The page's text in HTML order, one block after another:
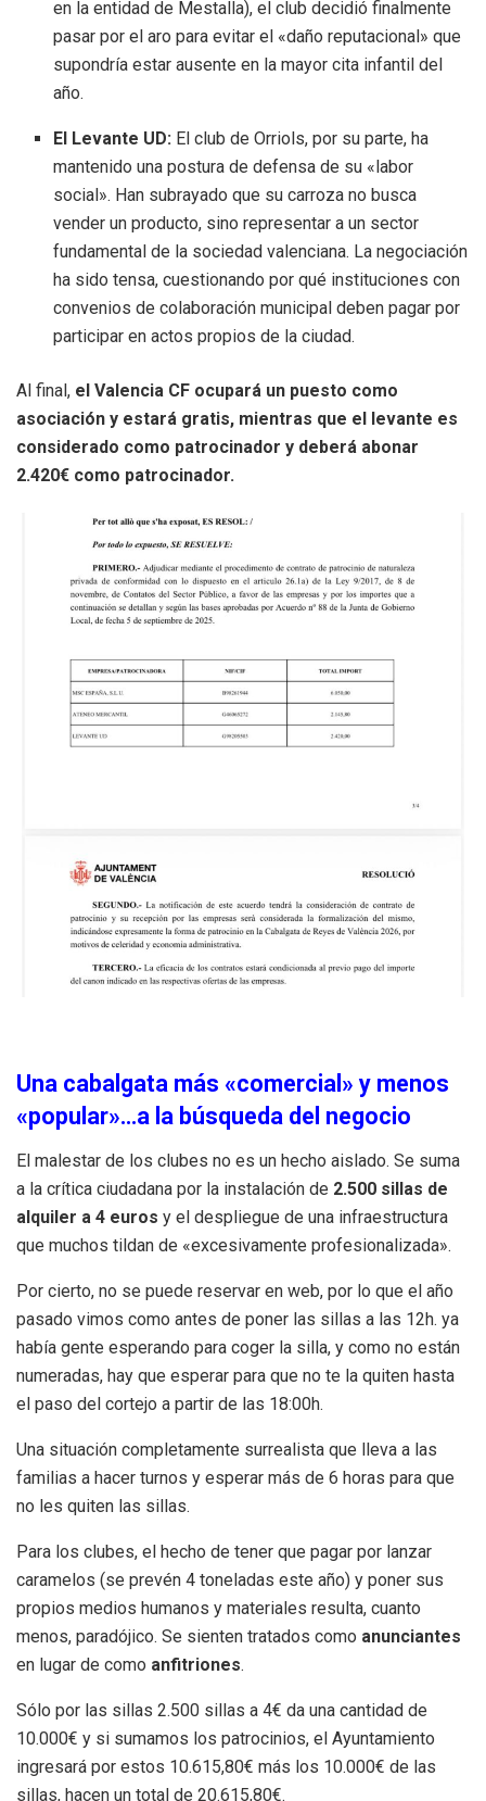
en la entidad de Mestalla), el club decidió finalmente
pasar por el aro para evitar el «daño reputacional» que
supondría estar ausente en la mayor cita infantil del
año.
El Levante UD: El club de Orriols, por su parte, ha
mantenido una postura de defensa de su «labor
social». Han subrayado que su carroza no busca
vender un producto, sino representar a un sector
fundamental de la sociedad valenciana. La negociación
ha sido tensa, cuestionando por qué instituciones con
convenios de colaboración municipal deben pagar por
participar en actos propios de la ciudad.
Al final, el Valencia CF ocupará un puesto como
asociación y estará gratis, mientras que el levante es
considerado como patrocinador y deberá abonar
2.420€ como patrocinador.
Una cabalgata más «comercial» y menos
«popular»…a la búsqueda del negocio
El malestar de los clubes no es un hecho aislado. Se suma
a la crítica ciudadana por la instalación de 2.500 sillas de
alquiler a 4 euros y el despliegue de una infraestructura
que muchos tildan de «excesivamente profesionalizada».
Por cierto, no se puede reservar en web, por lo que el año
pasado vimos como antes de poner las sillas a las 12h. ya
había gente esperando para coger la silla, y como no están
numeradas, hay que esperar para que no te la quiten hasta
el paso del cortejo a partir de las 18:00h.
Una situación completamente surrealista que lleva a las
familias a hacer turnos y esperar más de 6 horas para que
no les quiten las sillas.
Para los clubes, el hecho de tener que pagar por lanzar
caramelos (se prevén 4 toneladas este año) y poner sus
propios medios humanos y materiales resulta, cuanto
menos, paradójico. Se sienten tratados como anunciantes
en lugar de como anfitriones.
Sólo por las sillas 2.500 sillas a 4€ da una cantidad de
10.000€ y si sumamos los patrocinios, el Ayuntamiento
ingresará por estos 10.615,80€ más los 10.000€ de las
sillas, hacen un total de 20.615,80€.